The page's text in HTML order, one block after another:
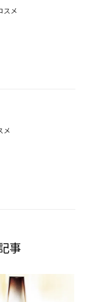
スメ
メ
事